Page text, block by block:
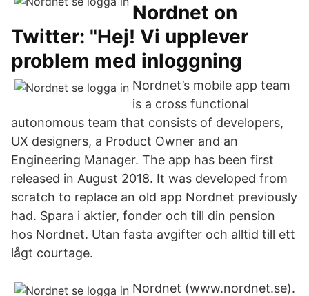
Nordnet on
Twitter: "Hej! Vi upplever
problem med inloggning
Nordnet’s mobile app team
is a cross functional
autonomous team that consists of developers,
UX designers, a Product Owner and an
Engineering Manager. The app has been first
released in August 2018. It was developed from
scratch to replace an old app Nordnet previously
had. Spara i aktier, fonder och till din pension
hos Nordnet. Utan fasta avgifter och alltid till ett
lågt courtage.
Nordnet (www.nordnet.se).